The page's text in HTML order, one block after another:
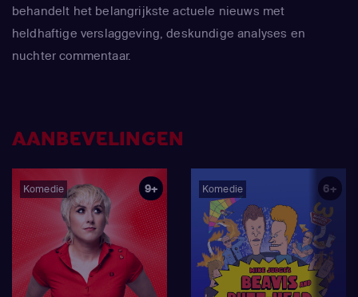
behandelt het belangrijkste actuele nieuws met
heldhaftige verslaggeving, deskundige analyses en
nuchter commentaar.
AANBEVELINGEN
Komedie 9+ Komedie 6+